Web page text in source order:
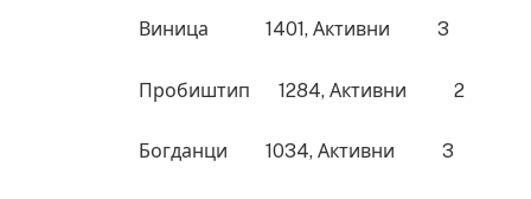
Виница 1401, Активни 3
Пробиштип 1284, Активни 2
Богданци 1034, Активни 3